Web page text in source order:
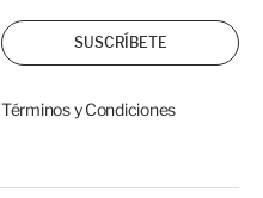
SUSCRÍBETE
Términos y Condiciones